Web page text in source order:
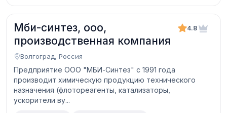
Мби-синтез, ооо,
производственная компания
Волгоград, Россия
4.8
Предприятие ООО "МБИ-Синтез" с 1991 года
производит химическую продукцию технического
назначения (флотореагенты, катализаторы,
ускорители ву...